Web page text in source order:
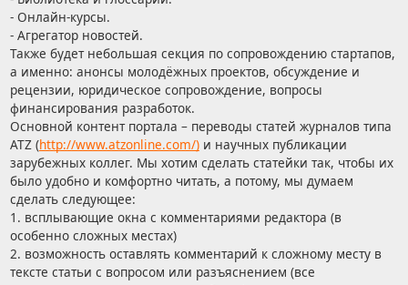
- Онлайн-курсы.
- Агрегатор новостей.
Также будет небольшая секция по сопровождению стартапов,
а именно: анонсы молодёжных проектов, обсуждение и
рецензии, юридическое сопровождение, вопросы
финансирования разработок.
Основной контент портала – переводы статей журналов типа
ATZ (http://www.atzonline.com/)и научных публикации
зарубежных коллег. Мы хотим сделать статейки так, чтобы их
было удобно и комфортно читать, а потому, мы думаем
сделать следующее:
1. всплывающие окна с комментариями редактора (в
особенно сложных местах)
2. возможность оставлять комментарий к сложному месту в
тексте статьи с вопросом или разъяснением (все